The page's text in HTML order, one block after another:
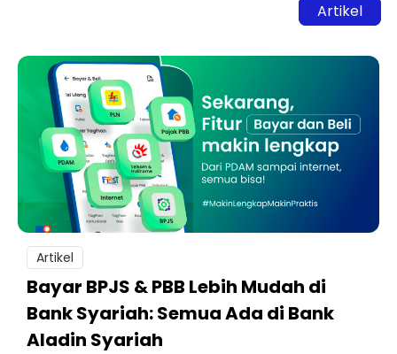
Artikel
Artikel
Bayar BPJS & PBB Lebih Mudah di
Bank Syariah: Semua Ada di Bank
Aladin Syariah